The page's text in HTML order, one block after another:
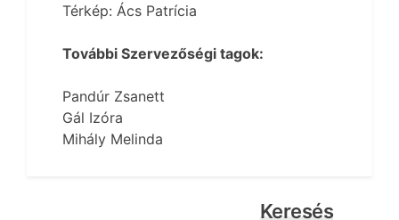
Térkép: Ács Patrícia
További Szervezőségi tagok:
Pandúr Zsanett
Gál Izóra
Mihály Melinda
Keresés